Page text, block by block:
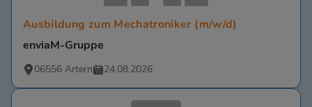
Ausbildung zum Mechatroniker (m/w/d)
enviaM-Gruppe
06556 Artern 24.08.2026